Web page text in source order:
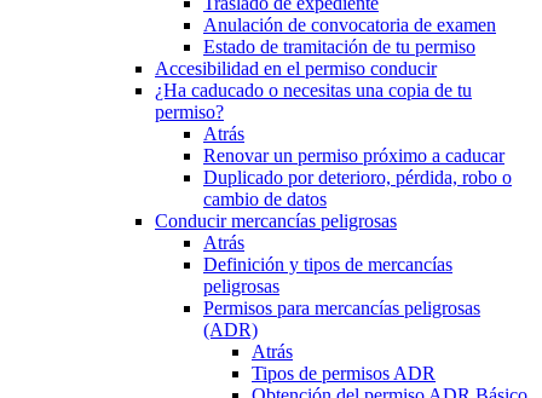
Anulación de convocatoria de examen
Estado de tramitación de tu permiso
Accesibilidad en el permiso conducir
¿Ha caducado o necesitas una copia de tu
permiso?
Atrás
Renovar un permiso próximo a caducar
Duplicado por deterioro, pérdida, robo o
cambio de datos
Conducir mercancías peligrosas
Atrás
Definición y tipos de mercancías
peligrosas
Permisos para mercancías peligrosas
(ADR)
Atrás
Tipos de permisos ADR